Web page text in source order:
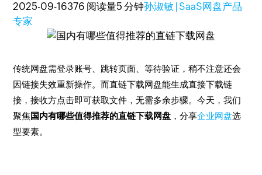
2025-09-16376 阅读量5 分钟孙淑敏 | SaaS网盘产品
专家
传统网盘需登录账号、跳转页面、等待验证，稍不注意还会
因链接失效重新操作。而直链下载网盘能生成直接下载链
接，接收方点击即可获取文件，无需多余步骤。今天，我们
聚焦国内有哪些值得推荐的直链下载网盘 ，分享企业网盘选
型要素。